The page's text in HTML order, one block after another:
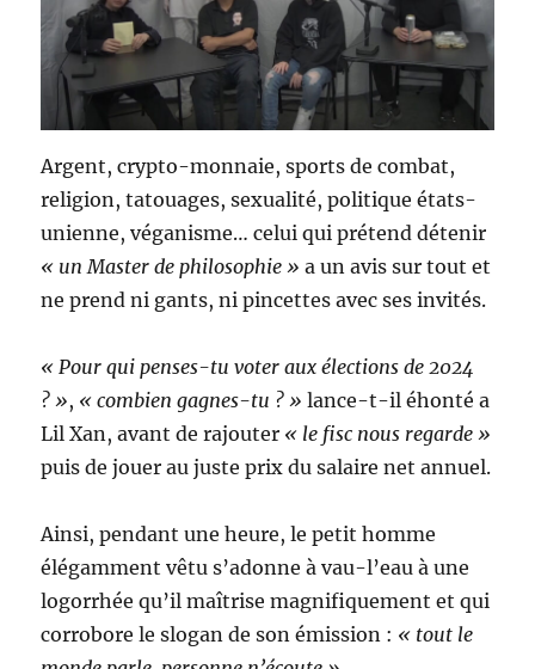
Argent, crypto-monnaie, sports de combat,
religion, tatouages, sexualité, politique états-
unienne, véganisme… celui qui prétend détenir
« un Master de philosophie » a un avis sur tout et
ne prend ni gants, ni pincettes avec ses invités.
« Pour qui penses-tu voter aux élections de 2024
? », « combien gagnes-tu ? » lance-t-il éhonté a
Lil Xan, avant de rajouter « le fisc nous regarde »
puis de jouer au juste prix du salaire net annuel.
Ainsi, pendant une heure, le petit homme
élégamment vêtu s’adonne à vau-l’eau à une
logorrhée qu’il maîtrise magnifiquement et qui
corrobore le slogan de son émission : « tout le